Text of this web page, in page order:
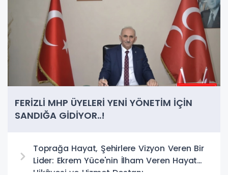
FERİZLİ MHP ÜYELERİ YENİ YÖNETİM İÇİN
SANDIĞA GİDİYOR..!
Toprağa Hayat, Şehirlere Vizyon Veren Bir
Lider: Ekrem Yüce'nin İlham Veren Hayat
Hikâyesi ve Hizmet Destanı